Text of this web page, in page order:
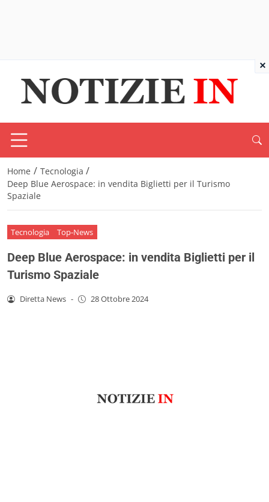
Home / Tecnologia /
Deep Blue Aerospace: in vendita Biglietti per il Turismo
Spaziale
Tecnologia Top-News
Deep Blue Aerospace: in vendita Biglietti per il
Turismo Spaziale
Diretta News - 28 Ottobre 2024
×